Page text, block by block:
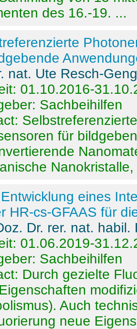
des 16.-19. ...
nat. Ute Resch-
01.10.2016-
Sachbeihilfen
für
eines
HR-cs-GFAAS für
Dr. rer. nat.
01.06.2019-
Sachbeihilfen
Durch gezielte
Auch
neue